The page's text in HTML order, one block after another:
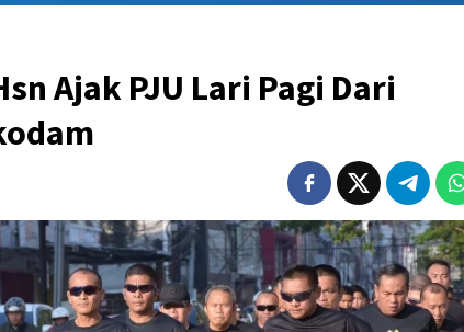
Ajak PJU Lari Pagi Dari